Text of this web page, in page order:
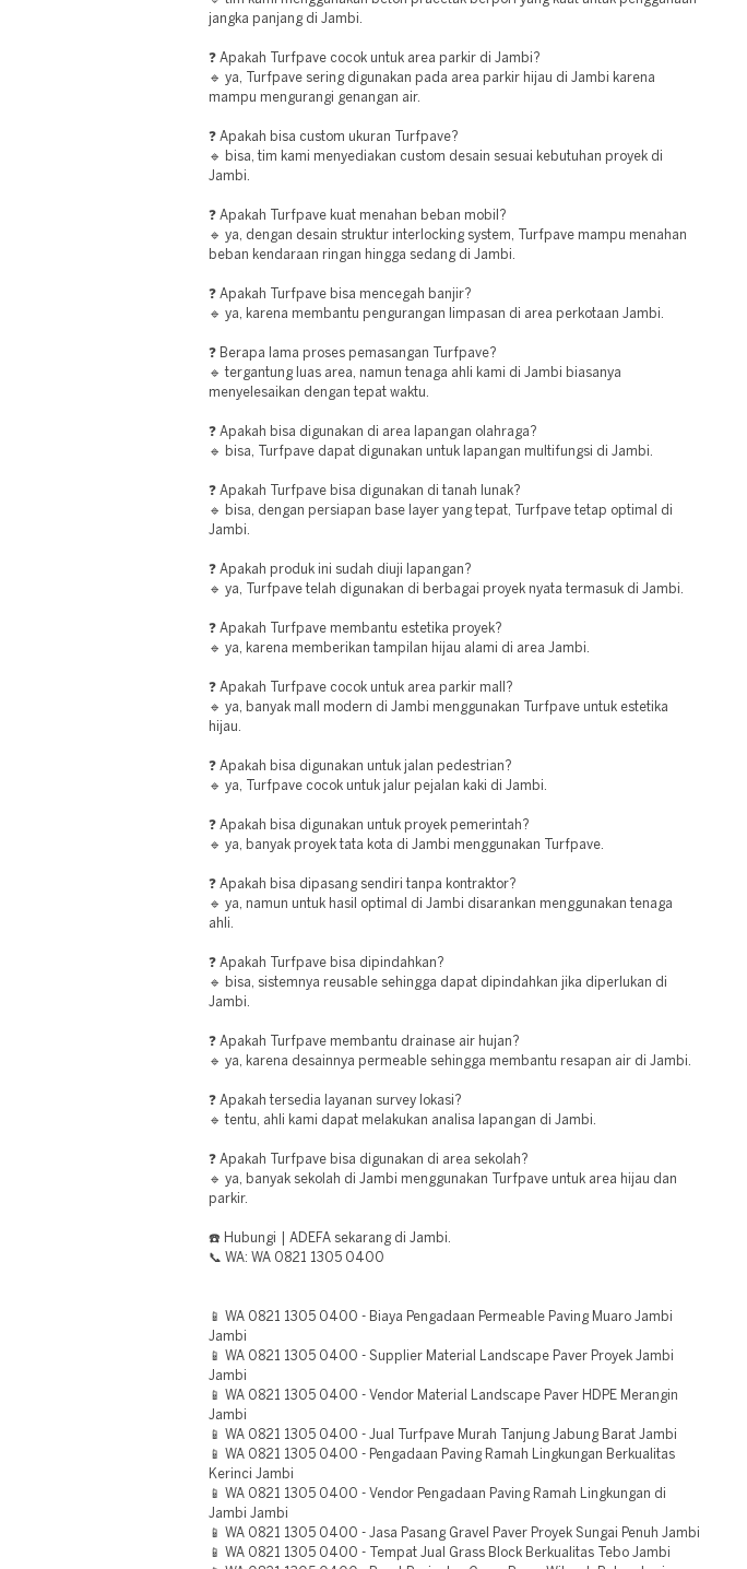
jangka panjang di Jambi.
❓ Apakah Turfpave cocok untuk area parkir di Jambi?
🔹 ya, Turfpave sering digunakan pada area parkir hijau di Jambi karena
mampu mengurangi genangan air.
❓ Apakah bisa custom ukuran Turfpave?
🔹 bisa, tim kami menyediakan custom desain sesuai kebutuhan proyek di
Jambi.
❓ Apakah Turfpave kuat menahan beban mobil?
🔹 ya, dengan desain struktur interlocking system, Turfpave mampu menahan
beban kendaraan ringan hingga sedang di Jambi.
❓ Apakah Turfpave bisa mencegah banjir?
🔹 ya, karena membantu pengurangan limpasan di area perkotaan Jambi.
❓ Berapa lama proses pemasangan Turfpave?
🔹 tergantung luas area, namun tenaga ahli kami di Jambi biasanya
menyelesaikan dengan tepat waktu.
❓ Apakah bisa digunakan di area lapangan olahraga?
🔹 bisa, Turfpave dapat digunakan untuk lapangan multifungsi di Jambi.
❓ Apakah Turfpave bisa digunakan di tanah lunak?
🔹 bisa, dengan persiapan base layer yang tepat, Turfpave tetap optimal di
Jambi.
❓ Apakah produk ini sudah diuji lapangan?
🔹 ya, Turfpave telah digunakan di berbagai proyek nyata termasuk di Jambi.
❓ Apakah Turfpave membantu estetika proyek?
🔹 ya, karena memberikan tampilan hijau alami di area Jambi.
❓ Apakah Turfpave cocok untuk area parkir mall?
🔹 ya, banyak mall modern di Jambi menggunakan Turfpave untuk estetika
hijau.
❓ Apakah bisa digunakan untuk jalan pedestrian?
🔹 ya, Turfpave cocok untuk jalur pejalan kaki di Jambi.
❓ Apakah bisa digunakan untuk proyek pemerintah?
🔹 ya, banyak proyek tata kota di Jambi menggunakan Turfpave.
❓ Apakah bisa dipasang sendiri tanpa kontraktor?
🔹 ya, namun untuk hasil optimal di Jambi disarankan menggunakan tenaga
ahli.
❓ Apakah Turfpave bisa dipindahkan?
🔹 bisa, sistemnya reusable sehingga dapat dipindahkan jika diperlukan di
Jambi.
❓ Apakah Turfpave membantu drainase air hujan?
🔹 ya, karena desainnya permeable sehingga membantu resapan air di Jambi.
❓ Apakah tersedia layanan survey lokasi?
🔹 tentu, ahli kami dapat melakukan analisa lapangan di Jambi.
❓ Apakah Turfpave bisa digunakan di area sekolah?
🔹 ya, banyak sekolah di Jambi menggunakan Turfpave untuk area hijau dan
parkir.
☎️ Hubungi | ADEFA sekarang di Jambi.
📞 WA: WA 0821 1305 0400
📱 WA 0821 1305 0400 - Biaya Pengadaan Permeable Paving Muaro Jambi
Jambi
📱 WA 0821 1305 0400 - Supplier Material Landscape Paver Proyek Jambi
Jambi
📱 WA 0821 1305 0400 - Vendor Material Landscape Paver HDPE Merangin
Jambi
📱 WA 0821 1305 0400 - Jual Turfpave Murah Tanjung Jabung Barat Jambi
📱 WA 0821 1305 0400 - Pengadaan Paving Ramah Lingkungan Berkualitas
Kerinci Jambi
📱 WA 0821 1305 0400 - Vendor Pengadaan Paving Ramah Lingkungan di
Jambi Jambi
📱 WA 0821 1305 0400 - Jasa Pasang Gravel Paver Proyek Sungai Penuh Jambi
📱 WA 0821 1305 0400 - Tempat Jual Grass Block Berkualitas Tebo Jambi